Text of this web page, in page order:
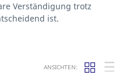
Verständigung trotz
ist.
ANSICHTEN: